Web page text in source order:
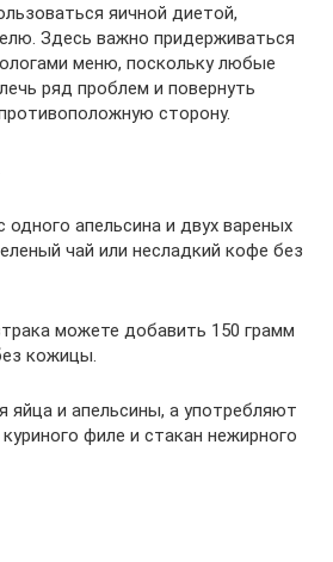
яичной диетой,
Здесь важно придерживаться
меню, поскольку любые
ряд проблем и повернуть
сторону.
одного апельсина и двух вареных
чай или несладкий кофе без
можете добавить 150 грамм
кожицы.
яйца и апельсины, а употребляют
филе и стакан нежирного